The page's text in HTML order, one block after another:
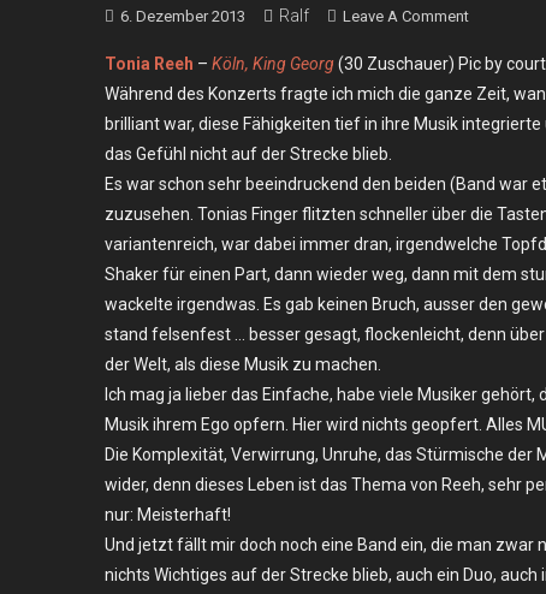
6. Dezember 2013 Ralf Leave A CommentOn
Reeh
–
Do.
–
Köln,
King
Georg
Tonia Reeh – Köln, King Georg(30 Zuschauer) Pic by
Während des Konzerts fragte ich mich die ganze Zeit,
brilliant war, diese Fähigkeiten tief in ihre Musik
das Gefühl nicht auf der Strecke blieb.
Es war schon sehr beeindruckend den beiden (Band war
zuzusehen. Tonias Finger flitzten schneller über die
variantenreich, war dabei immer dran, irgendwelche
Shaker für einen Part, dann wieder weg, dann mit dem
wackelte irgendwas. Es gab keinen Bruch, ausser den
stand felsenfest … besser gesagt, flockenleicht, denn
der Welt, als diese Musik zu machen.
Ich mag ja lieber das Einfache, habe viele Musiker
Musik ihrem Ego opfern. Hier wird nichts geopfert. Alles
Die Komplexität, Verwirrung, Unruhe, das Stürmische
wider, denn dieses Leben ist das Thema von Reeh, sehr
nur: Meisterhaft!
Und jetzt fällt mir doch noch eine Band ein, die man
nichts Wichtiges auf der Strecke blieb, auch ein Duo, auch